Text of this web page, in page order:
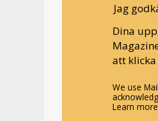
Jag
Dina
att
We use
Learn